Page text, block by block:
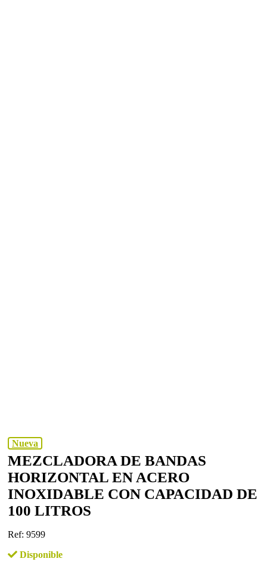
Nueva
MEZCLADORA DE BANDAS
HORIZONTAL EN ACERO
INOXIDABLE CON CAPACIDAD DE
100 LITROS
Ref: 9599
Disponible